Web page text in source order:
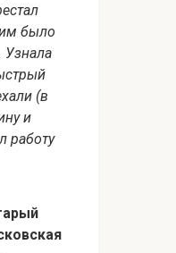
было
Узнала
(в
и
работу